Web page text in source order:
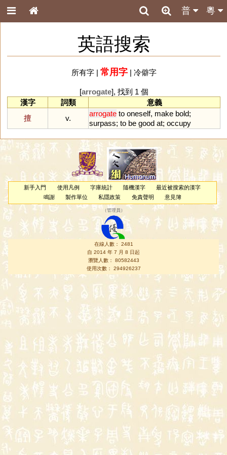
粵
普
英語搜索
所有字| 常用字| 冷僻字
[arrogate], 找到 1 個
漢字
詞類
意義
擅
v.
arrogate to oneself, make bold;
surpass; to be good at; occupy
新手入門 使用凡例 字庫統計 隨機漢字
最近被搜索的漢字
鳴謝
製作單位 私隱政策 免責聲明 意見簿
（管理員 ）
在線人數： 2481
自 2014 年 7 月 8 日起
瀏覽人數： 80582443
使用次數： 294926237